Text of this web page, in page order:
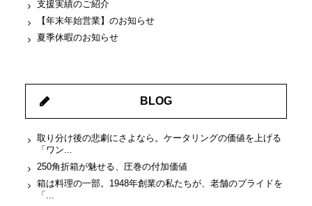
支援実績のご紹介
【年末年始営業】のお知らせ
夏季休暇のお知らせ
BLOG
取り分け後の悲劇にさよなら。ケータリングの価値を上げる
「ワン...
250角折箱が魅せる、圧巻の付加価値
箱は料理の一部。1948年創業の私たちが、老舗のプライドを
「...